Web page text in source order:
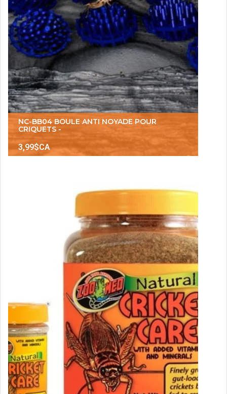
NC-BB04 BOULE ANTI NOYADE POUR
CRIQUETS -
3,99$CA